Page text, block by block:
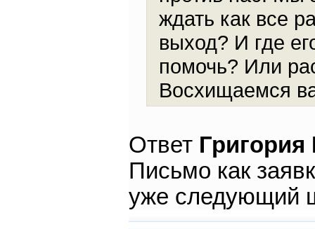
ждать как все
выход? И где
помочь? Или
Восхищаемся
Ответ
Письмо как
уже следующий